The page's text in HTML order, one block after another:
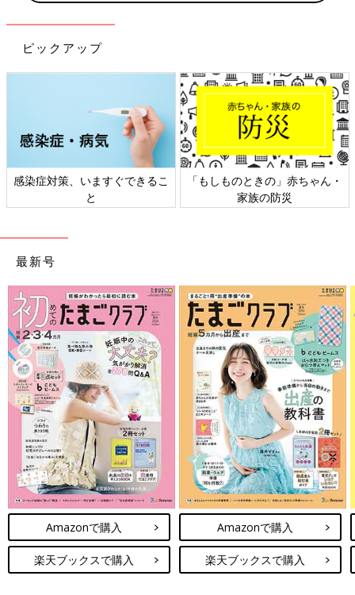
ピックアップ
日本外来小児科学会リーフレッ
ト検討会
六星占術 細木かおりさんの人生
相談
最新号
Amazonで購入
楽天ブックスで購入
Amazonで購入
楽天ブックスで購入